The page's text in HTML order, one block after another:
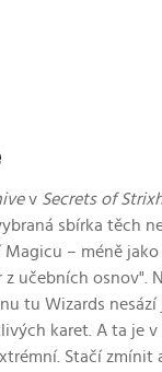
v Secrets of
sbírka těch
– méně
z učebních osnov".
tu Wizards nesází
karet. A ta je v
Stačí zmínit